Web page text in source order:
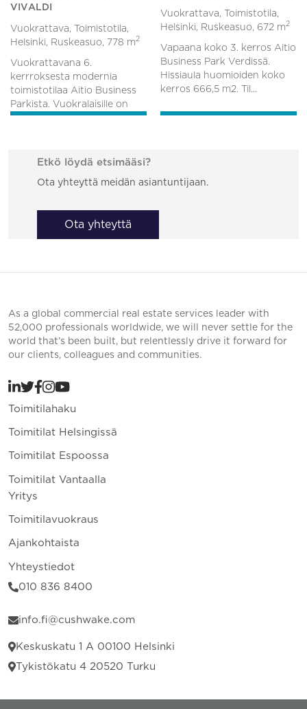
VIVALDI
Vuokrattava, Toimistotila,
Helsinki, Ruskeasuo, 778 m2
Vuokrattavana 6.
kerrroksesta modernia
toimistotilaa Aitio Business
Parkista. Vuokralaisille on
tarj...
Vuokrattava, Toimistotila,
Helsinki, Ruskeasuo, 672 m2
Vapaana koko 3. kerros Aitio
Business Park Verdissä.
Hissiaula huomioiden koko
kerros 666,5 m2. Til...
Etkö löydä etsimääsi?
Ota yhteyttä meidän asiantuntijaan.
Ota yhteyttä
As a global commercial real estate services leader with
52,000 professionals worldwide, we will never settle for the
world that’s been built, but relentlessly drive it forward for
our clients, colleagues and communities.
Toimitilahaku
Toimitilat Helsingissä
Toimitilat Espoossa
Toimitilat Vantaalla
Yritys
Toimitilavuokraus
Ajankohtaista
Yhteystiedot
010 836 8400
info.fi@cushwake.com
Keskuskatu 1 A 00100 Helsinki
Tykistökatu 4 20520 Turku